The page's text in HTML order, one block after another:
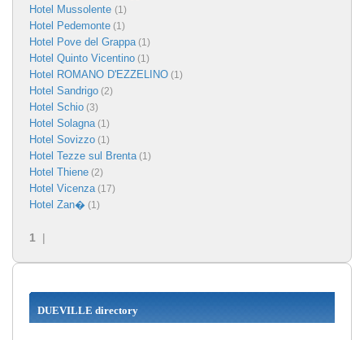
Hotel Mussolente (1)
Hotel Pedemonte (1)
Hotel Pove del Grappa(1)
Hotel Quinto Vicentino (1)
Hotel ROMANO D'EZZELINO (1)
Hotel Sandrigo (2)
Hotel Schio (3)
Hotel Solagna(1)
Hotel Sovizzo (1)
Hotel Tezze sul Brenta(1)
Hotel Thiene (2)
Hotel Vicenza(17)
Hotel Zan� (1)
1 |
DUEVILLE directory